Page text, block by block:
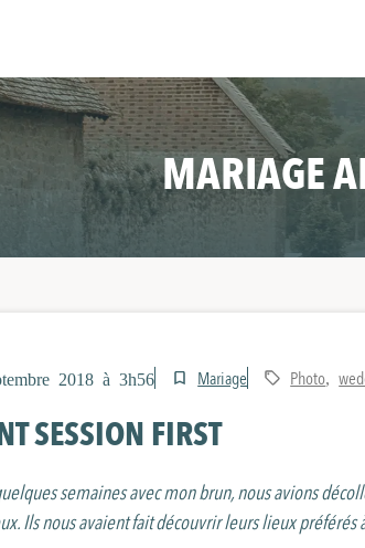
MARIAGE
2018 à 3h56 Mariage Photo ,
SESSION FIRST
semaines avec mon brun, nous avions
Ils nous avaient fait découvrir leurs lieux préférés